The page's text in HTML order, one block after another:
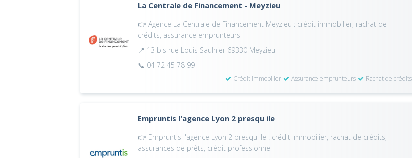
La Centrale de Financement - Meyzieu
👉 Agence La Centrale de Financement Meyzieu : crédit immobilier, rachat de
crédits, assurance emprunteurs
📍 13 bis rue Louis Saulnier 69330 Meyzieu
📞 04 72 45 78 99
Crédit immobilier Assurance emprunteurs Rachat de crédits
Empruntis l'agence Lyon 2 presqu ile
👉 Empruntis l'agence Lyon 2 presqu ile : crédit immobilier, rachat de crédits,
assurances de prêts, crédit professionnel